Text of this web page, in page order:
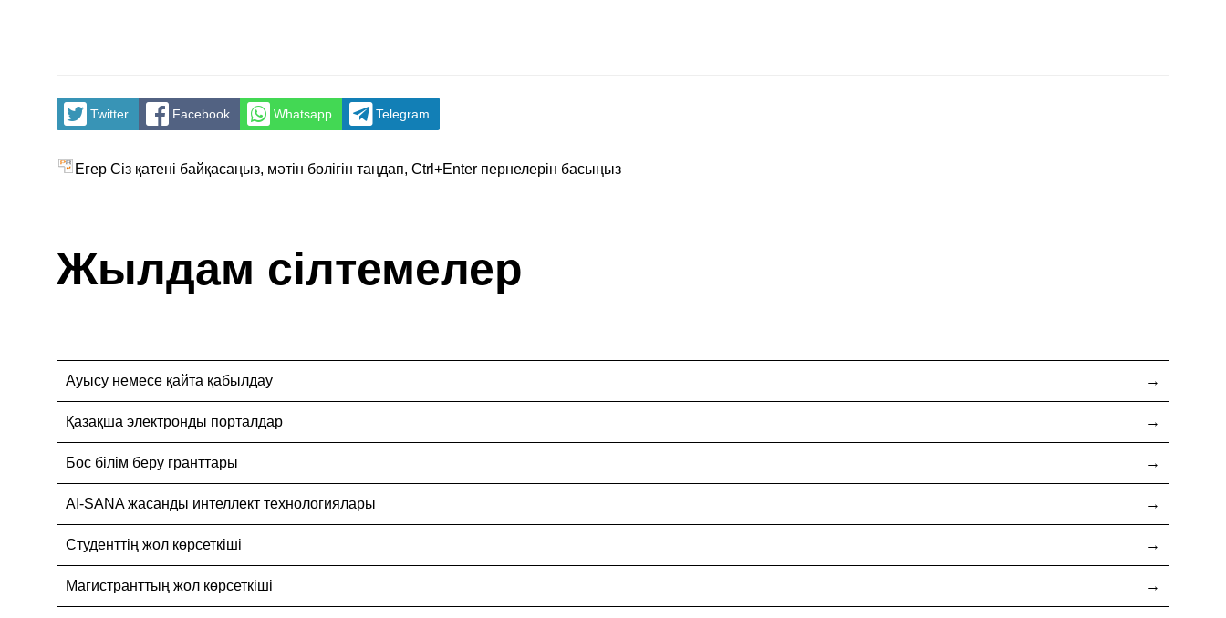
Twitter Facebook Whatsapp Telegram
Егер Сіз қатені байқасаңыз, мәтін бөлігін таңдап, Ctrl+Enter пернелерін басыңыз
Жылдам сілтемелер
Ауысу немесе қайта қабылдау
Қазақша электронды порталдар
Бос білім беру гранттары
AI-SANA жасанды интеллект технологиялары
Студенттің жол көрсеткіші
Магистранттың жол көрсеткіші